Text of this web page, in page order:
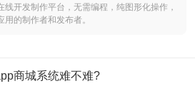
线开发制作平台，无需编程，纯图形化操作，
的制作者和发布者。
商城系统难不难?